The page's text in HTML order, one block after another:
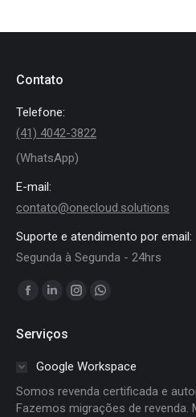
Contato
Telefone:
(41) 4042-3822
(WhatsApp)
E-mail:
contato@onecloud.solutions
Suporte e atendimento por email:
Segunda à Segunda - 24hrs
Encontre-nos em:
Facebook
opens
window
Linkedin
opens
in
window
Instagram
in
new
window
Whatsapp
in
window
Serviços
Google Workspace
Somos revenda certificada e
Fazemos migrações de revenda.